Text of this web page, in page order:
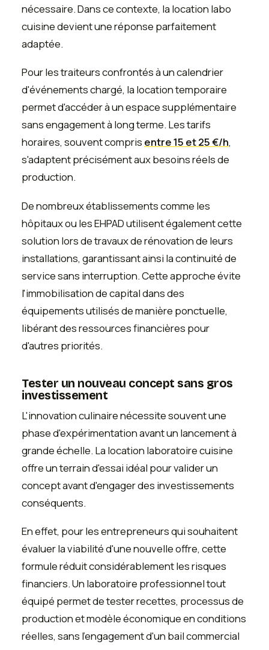
nécessaire. Dans ce contexte, la location labo
cuisine devient une réponse parfaitement
adaptée.
Pour les traiteurs confrontés à un calendrier
d'événements chargé, la location temporaire
permet d'accéder à un espace supplémentaire
sans engagement à long terme. Les tarifs
horaires, souvent compris entre 15 et 25 €/h,
s'adaptent précisément aux besoins réels de
production.
De nombreux établissements comme les
hôpitaux ou les EHPAD utilisent également cette
solution lors de travaux de rénovation de leurs
installations, garantissant ainsi la continuité de
service sans interruption. Cette approche évite
l'immobilisation de capital dans des
équipements utilisés de manière ponctuelle,
libérant des ressources financières pour
d'autres priorités.
Tester un nouveau concept sans gros
investissement
L'innovation culinaire nécessite souvent une
phase d'expérimentation avant un lancement à
grande échelle. La location laboratoire cuisine
offre un terrain d'essai idéal pour valider un
concept avant d'engager des investissements
conséquents.
En effet, pour les entrepreneurs qui souhaitent
évaluer la viabilité d'une nouvelle offre, cette
formule réduit considérablement les risques
financiers. Un laboratoire professionnel tout
équipé permet de tester recettes, processus de
production et modèle économique en conditions
réelles, sans l'engagement d'un bail commercial